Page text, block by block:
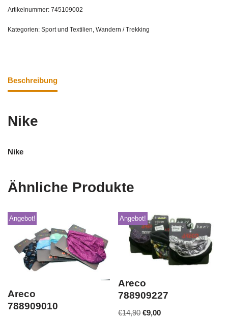
Artikelnummer: 745109002
Kategorien: Sport und Textilien, Wandern / Trekking
Beschreibung
Nike
Nike
Ähnliche Produkte
Angebot!
Areco
788909010
Angebot!
Areco
788909227
€14,90 €9,00